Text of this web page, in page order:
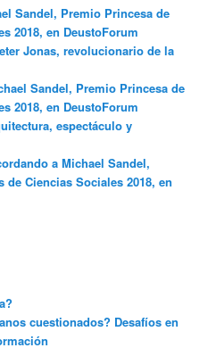
Sandel, Premio Princesa de
2018, en DeustoForum
Jonas, revolucionario de la
Sandel, Premio Princesa de
2018, en DeustoForum
espectáculo y
a Michael Sandel,
Ciencias Sociales 2018, en
cuestionados? Desafíos en